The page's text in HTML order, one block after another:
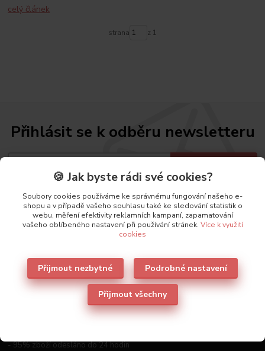
celý článek
strana z 1
Přihlásit se k odběru newsletteru
Zadejte svůj e-mail a my Vás budeme informovat o akcích, slevách a novinkách.
Proč nakoupit prádlo a kabelky u nás
- 95% zboží odesláno do 24 hodin
🍪 Jak byste rádi své cookies?
Soubory cookies používáme ke správnému fungování našeho e-
shopu a v případě vašeho souhlasu také ke sledování statistik o
webu, měření efektivity reklamních kampaní, zapamatování
vašeho oblíbeného nastavení při používání stránek. Více k využití
cookies
Přijmout nezbytné Podrobné nastavení
Přijmout všechny